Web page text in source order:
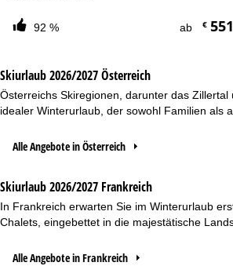
92 % ab €551
Skiurlaub 2026/2027 Österreich
Österreichs Skiregionen, darunter das
idealer Winterurlaub, der sowohl Familien als
Alle Angebote in Österreich
Skiurlaub 2026/2027 Frankreich
In Frankreich erwarten Sie im Winterurlaub
Chalets, eingebettet in die majestätische
Alle Angebote in Frankreich